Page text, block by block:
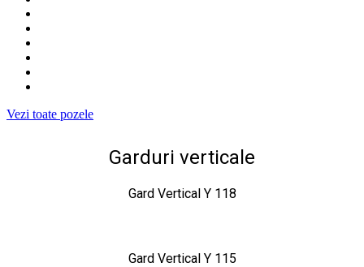
Vezi toate pozele
Garduri verticale
Gard Vertical Y 118
Gard Vertical Y 115